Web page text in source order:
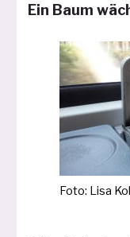
Ein Baum
Foto: Lisa